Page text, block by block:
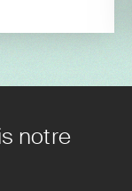
notre